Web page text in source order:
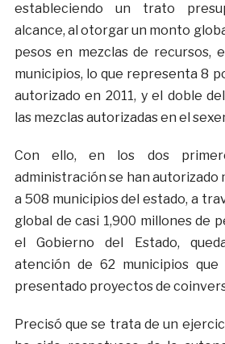
estableciendo un trato
alcance, al otorgar un monto
pesos en mezclas de recursos,
municipios, lo que representa 8
autorizado en 2011, y el doble
las mezclas autorizadas en el
Con ello, en los dos
administración se han autorizado
a 508 municipios del estado, a
global de casi 1,900 millones de
el Gobierno del Estado,
atención de 62 municipios
presentado proyectos de
Precisó que se trata de un